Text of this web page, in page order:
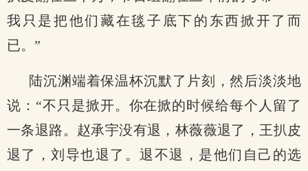
我只是把他们藏在毯子底下的东西掀开了而
已。”
陆沉渊端着保温杯沉默了片刻，然后淡淡地
说：“不只是掀开。你在掀的时候给每个人留了
一条退路。赵承宇没有退，林薇薇退了，王扒皮
退了，刘导也退了。退不退，是他们自己的选